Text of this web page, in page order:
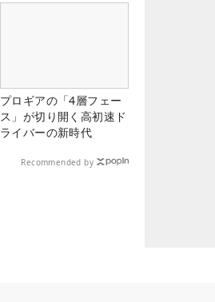
プロギアの「4層フェー
ス」が切り開く高初速ド
ライバーの新時代
Recommended by